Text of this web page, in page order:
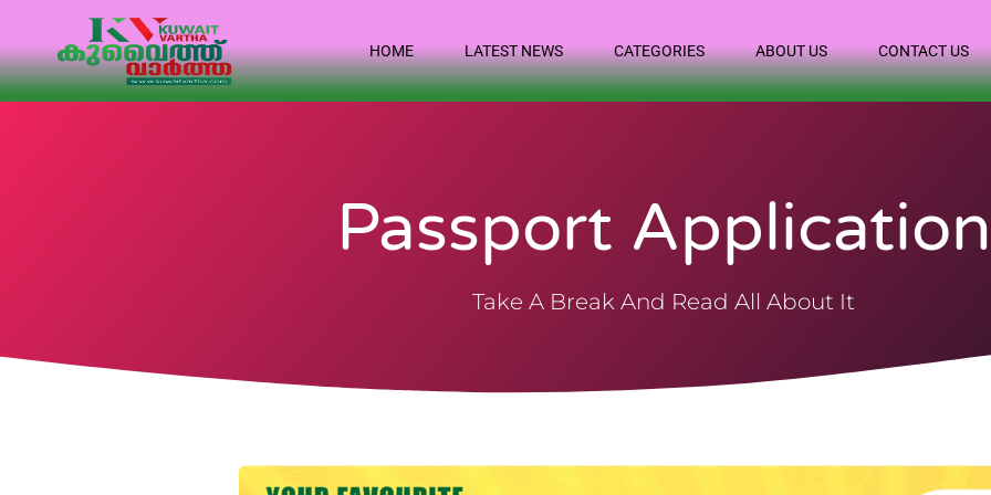
HOME LATEST NEWS CATEGORIES ABOUT US CONTACT US
Passport Application
Take A Break And Read All About It